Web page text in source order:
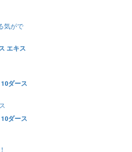
気がで
エキス
ダース
ダース